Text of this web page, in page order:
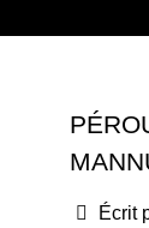
Écrit